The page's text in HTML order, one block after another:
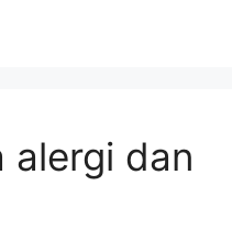
alergi dan